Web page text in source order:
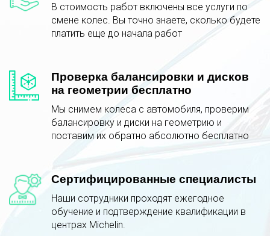
В стоимость работ включены все услуги по
смене колес. Вы точно знаете, сколько будете
платить еще до начала работ
Проверка балансировки и дисков
на геометрии бесплатно
Мы снимем колеса с автомобиля, проверим
балансировку и диски на геометрию и
поставим их обратно абсолютно бесплатно
Сертифицированные специалисты
Наши сотрудники проходят ежегодное
обучение и подтверждение квалификации в
центрах Michelin.